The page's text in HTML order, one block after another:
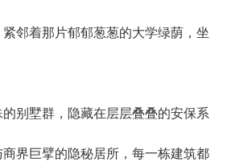
邻着那片郁郁葱葱的大学绿荫，坐
墅群，隐藏在层层叠叠的安保系
界巨擘的隐秘居所，每一栋建筑都